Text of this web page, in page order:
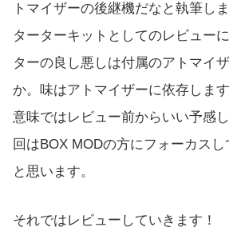
トマイザーの後継機だなと執筆し
ターターキットとしてのレビュー
ターの良し悪しは付属のアトマイ
か。味はアトマイザーに依存しま
意味ではレビュー前からいい予感
回はBOX MODの方にフォーカス
と思います。
それではレビューしていきます！